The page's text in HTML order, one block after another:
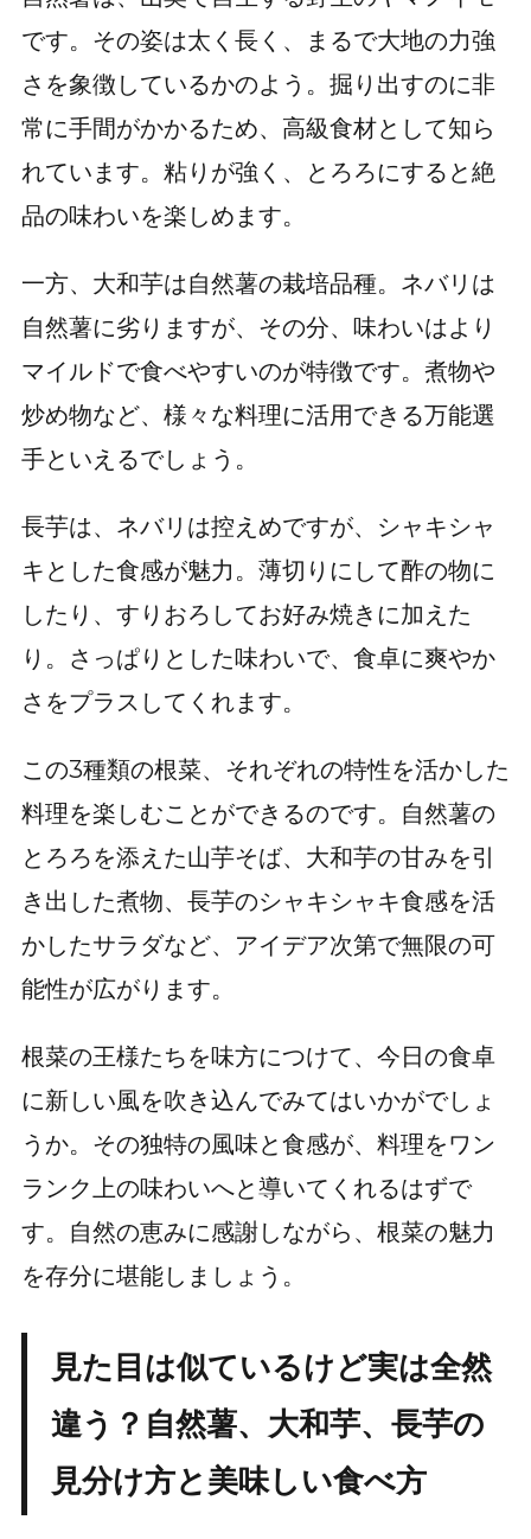
です。その姿は太く長く、まるで大地の力強
さを象徴しているかのよう。掘り出すのに非
常に手間がかかるため、高級食材として知ら
れています。粘りが強く、とろろにすると絶
品の味わいを楽しめます。
一方、大和芋は自然薯の栽培品種。ネバリは
自然薯に劣りますが、その分、味わいはより
マイルドで食べやすいのが特徴です。煮物や
炒め物など、様々な料理に活用できる万能選
手といえるでしょう。
長芋は、ネバリは控えめですが、シャキシャ
キとした食感が魅力。薄切りにして酢の物に
したり、すりおろしてお好み焼きに加えた
り。さっぱりとした味わいで、食卓に爽やか
さをプラスしてくれます。
この3種類の根菜、それぞれの特性を活かした
料理を楽しむことができるのです。自然薯の
とろろを添えた山芋そば、大和芋の甘みを引
き出した煮物、長芋のシャキシャキ食感を活
かしたサラダなど、アイデア次第で無限の可
能性が広がります。
根菜の王様たちを味方につけて、今日の食卓
に新しい風を吹き込んでみてはいかがでしょ
うか。その独特の風味と食感が、料理をワン
ランク上の味わいへと導いてくれるはずで
す。自然の恵みに感謝しながら、根菜の魅力
を存分に堪能しましょう。
見た目は似ているけど実は全然
違う？自然薯、大和芋、長芋の
見分け方と美味しい食べ方